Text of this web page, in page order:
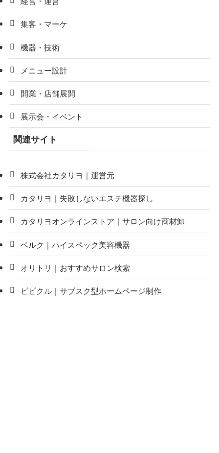
集客・マーケ
機器・技術
メニュー設計
開業・店舗展開
展示会・イベント
関連サイト
株式会社カタリヨ｜運営元
カタリヨ｜失敗しないエステ機器探し
カタリヨオンラインストア｜サロン向け商材卸
ベルク｜ハイスペック美容機器
オリトリ｜おすすめサロン検索
ビビクル｜サブスク型ホームページ制作